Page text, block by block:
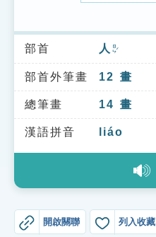
索引選單
知識索引
單字索引
生命大百科索引
教學應用
部首 人 ㄖㄣˊ
部首外筆畫 12 畫
總筆畫 14 畫
漢語拼音 liáo
開啟關聯 列入收藏